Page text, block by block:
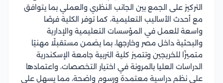
التركيز على الجمع بين الجانب النظري والعملي بما يتوافق
مع أحدث الأساليب التعليمية، كما توفر الكلية فرصًا
واسعة للعمل في المؤسسات التعليمية والإدارية
والبحثية داخل مصر وخارجها، بما يضمن مستقبلًا مهنيًا
متميزًا للخريجين وتتميز كلية التربية جامعة الإسكندرية
الدراسات العليا بالمرونة في اختيار التخصصات، واعتمادها
على نظم دراسية معتمدة ورسوم واضحة، مما يسهل على